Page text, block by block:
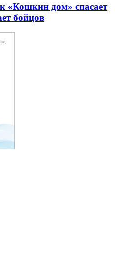
«Кошкин дом» спасает
бойцов